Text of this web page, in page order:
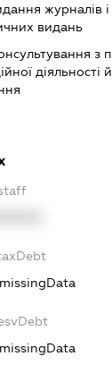
журналів і
видань
з
діяльності й